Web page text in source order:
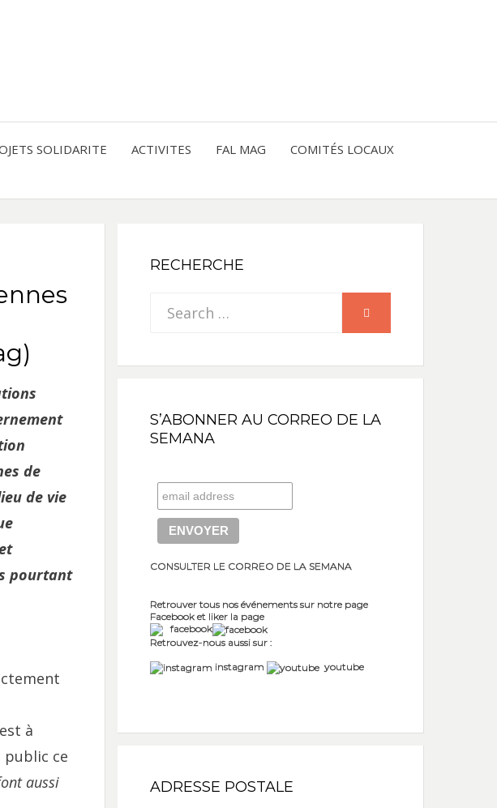
SOLIDARITE ACTIVITES FAL MAG
COMITÉS LOCAUX
de
de vie
pourtant
à
public ce
aussi
RECHERCHE
Search
S’ABONNER AU CORREO DE LA
SEMANA
CONSULTER LE CORREO DE LA SEMANA
Retrouver tous nos événements sur notre page
Facebook et liker la page
facebook
Retrouvez-nous aussi sur :
instagram
youtube
ADRESSE POSTALE